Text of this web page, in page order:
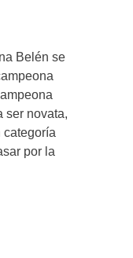
Belén se
ser novata,
categoría
por la